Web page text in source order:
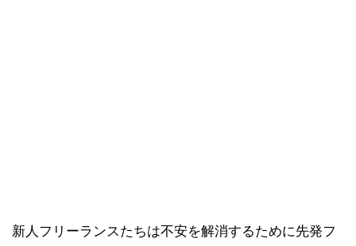
新人フリーランスたちは不安を解消するために先発フ